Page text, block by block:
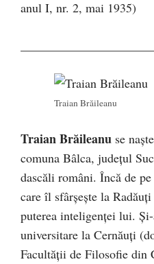
anul I, nr. 2, mai 1935)
Traian Brăileanu
Traian Brăileanu se
comuna Bâlca, județul
dascăli români. Încă de
care îl sfârșește la
puterea inteligenței lui.
universitare la Cernăuți
Facultății de Filosofie din